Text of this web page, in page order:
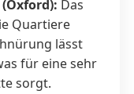
Das
Quartiere
lässt
für eine sehr
sorgt.